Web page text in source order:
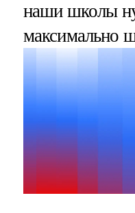
наши школы
максимально